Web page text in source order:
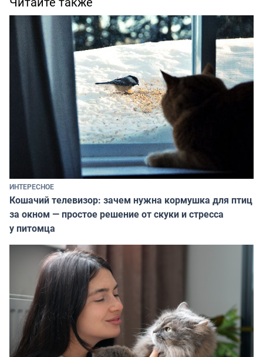
ИНТЕРЕСНОЕ
Кошачий телевизор: зачем нужна кормушка для птиц
за окном — простое решение от скуки и стресса
у питомца